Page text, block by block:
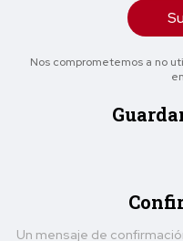
Nos comprometemos a no
Un mensaje de